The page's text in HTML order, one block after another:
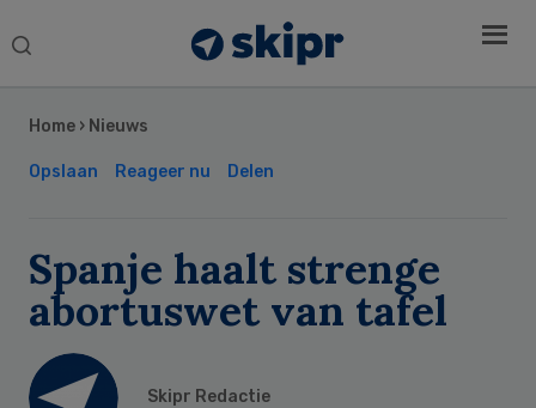
Search
Home › Nieuws
Opslaan Reageer nu Delen
Spanje haalt strenge
abortuswet van tafel
Skipr Redactie
Sidebar